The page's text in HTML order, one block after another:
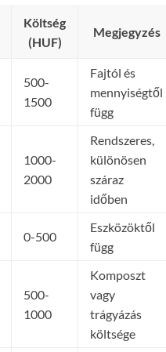
Költség
(HUF)
Megjegyzés
500-
1500
Fajtól és
mennyiségtől
függ
1000-
2000
Rendszeres,
különösen
száraz
időben
0-500
Eszközöktől
függ
500-
1000
Komposzt
vagy
trágyázás
költsége